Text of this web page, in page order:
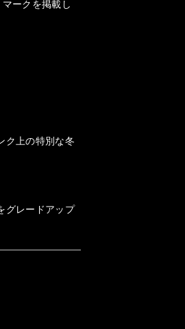
ークを掲載し
ク上の特別な冬
グレードアップ